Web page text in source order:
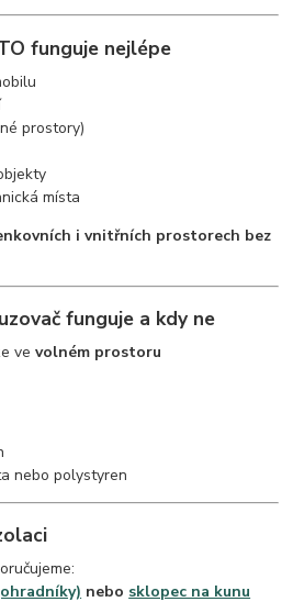
funguje nejlépe
prostory)
místa
i vnitřních prostorech bez
funguje a kdy ne
vevolném prostoru
nebo polystyren
nebo sklopec na kunu